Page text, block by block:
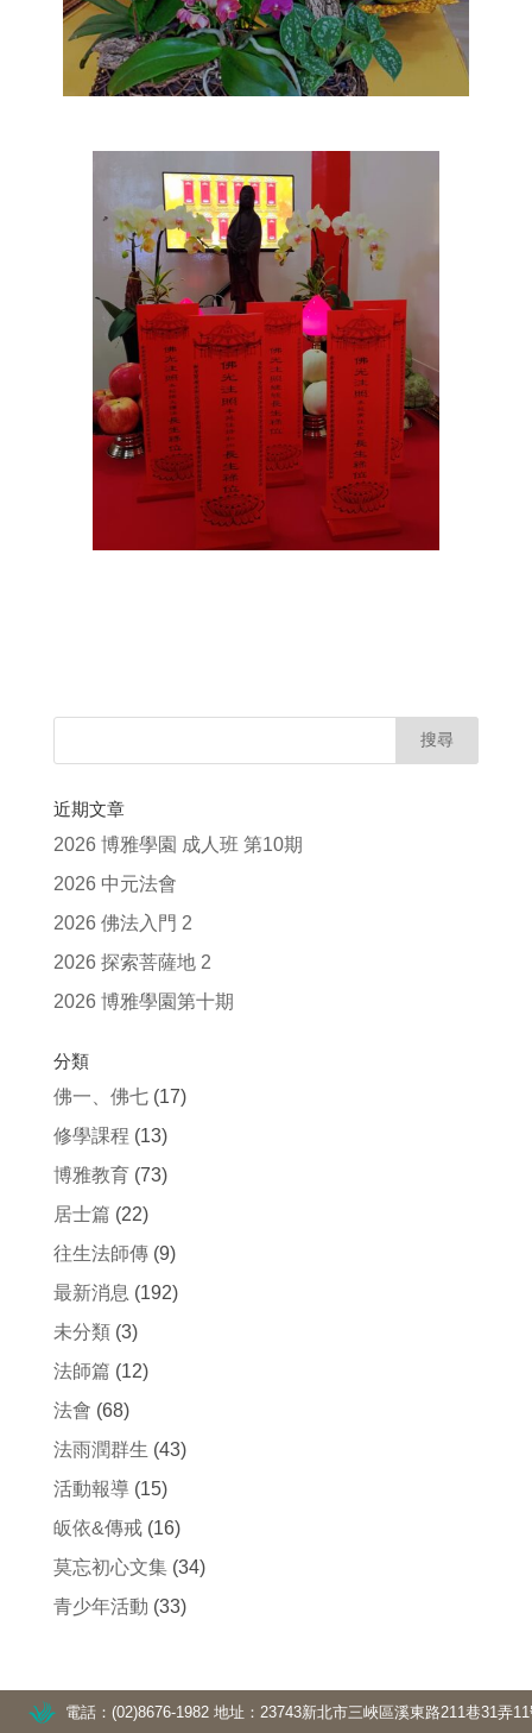
近期文章
2026 博雅學園 成人班 第10期
2026 中元法會
2026 佛法入門 2
2026 探索菩薩地 2
2026 博雅學園第十期
分類
佛一、佛七(17)
修學課程 (13)
博雅教育 (73)
居士篇 (22)
往生法師傳(9)
最新消息 (192)
未分類 (3)
法師篇 (12)
法會 (68)
法雨潤群生 (43)
活動報導(15)
皈依&傳戒(16)
莫忘初心文集(34)
青少年活動 (33)
電話：(02)8676-1982 地址：23743新北市三峽區溪東路211巷31弄